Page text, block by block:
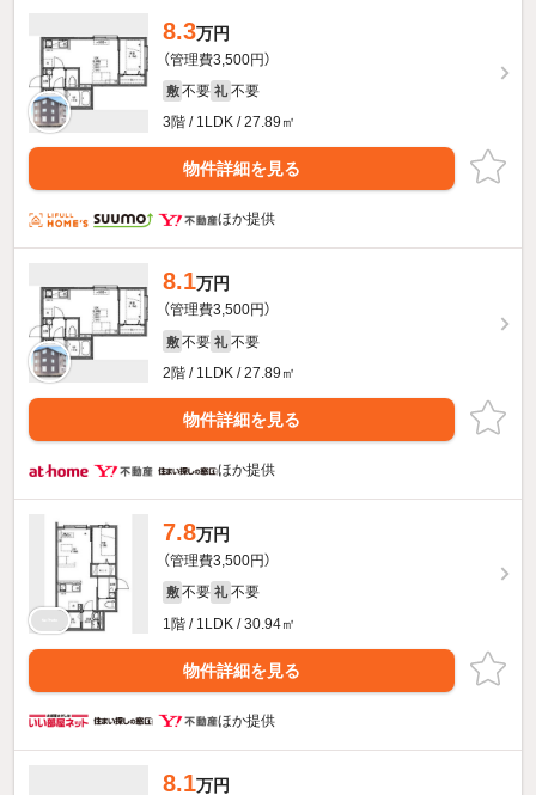
8.3万円
（管理費3,500円）
敷 不要 礼 不要
3階 / 1LDK / 27.89㎡
物件詳細を見る
ほか提供
8.1万円
（管理費3,500円）
敷 不要 礼 不要
2階 / 1LDK / 27.89㎡
物件詳細を見る
ほか提供
7.8万円
（管理費3,500円）
敷 不要 礼 不要
1階 / 1LDK / 30.94㎡
物件詳細を見る
ほか提供
8.1万円